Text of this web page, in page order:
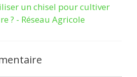
un chisel pour cultiver
? - Réseau Agricole